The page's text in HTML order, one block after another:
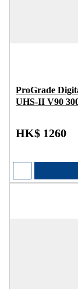
ProGrade
UHS-II V90
HK$ 1260